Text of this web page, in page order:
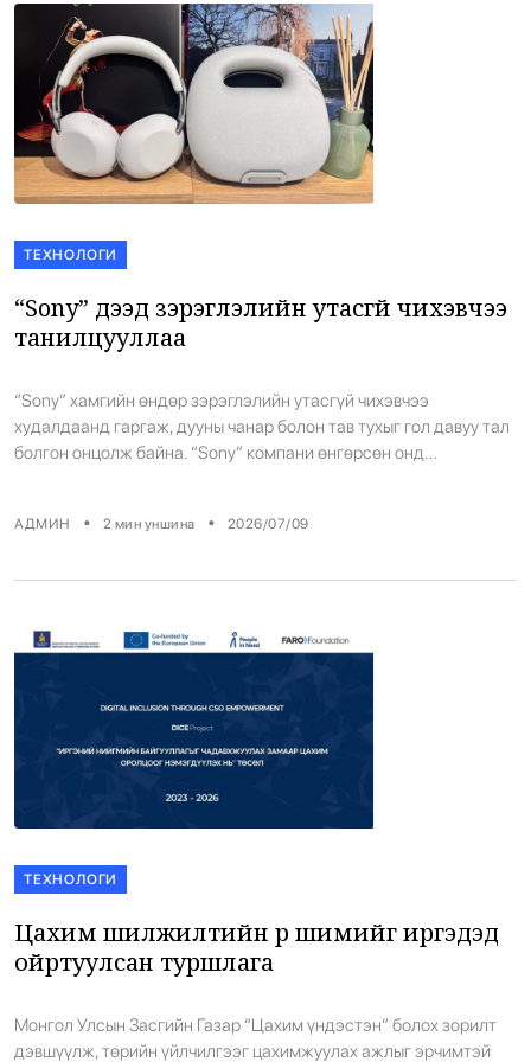
ТЕХНОЛОГИ
“Sony” дээд зэрэглэлийн утасгүй чихэвчээ
танилцууллаа
“Sony” хамгийн өндөр зэрэглэлийн утасгүй чихэвчээ
худалдаанд гаргаж, дууны чанар болон тав тухыг гол давуу тал
болгон онцолж байна. “Sony” компани өнгөрсөн онд
мэргэжлийн тоймчдын үнэлгээгээр зах зээл дээрх хамгийн
шалгараад байна. Сүүлийн өдрүүдэд гарсан […]
АДМИН • 2 мин уншина • 2026/07/09
ТЕХНОЛОГИ
Цахим шилжилтийн үр шимийг иргэдэд
ойртуулсан туршлага
Монгол Улсын Засгийн Газар “Цахим үндэстэн” болох зорилт
дэвшүүлж, төрийн үйлчилгээг цахимжуулах ажлыг эрчимтэй